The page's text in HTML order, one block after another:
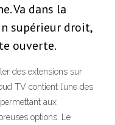
Va dans la
supérieur droit,
ouverte.
des extensions sur
TV contient l’une des
aux
options. Le